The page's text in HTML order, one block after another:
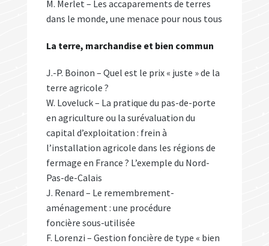
M. Merlet – Les accaparements de terres
dans le monde, une menace pour nous tous
La terre, marchandise et bien commun
J.-P. Boinon – Quel est le prix « juste » de la
terre agricole ?
W. Loveluck – La pratique du pas-de-porte
en agriculture ou la surévaluation du
capital d’exploitation : frein à
l’installation agricole dans les régions de
fermage en France ? L’exemple du Nord-
Pas-de-Calais
J. Renard – Le remembrement-
aménagement : une procédure
foncière sous-utilisée
F. Lorenzi – Gestion foncière de type « bien